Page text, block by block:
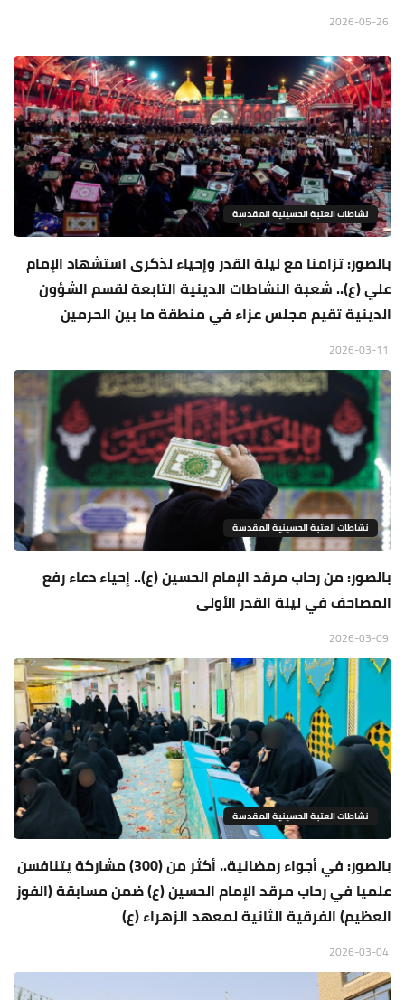
نشاطات العتبة الحسينية المقدسة
بالصور: تزامنا مع ليلة القدر وإحياء لذكرى استشهاد الإمام
علي (ع).. شعبة النشاطات الدينية التابعة لقسم الشؤون
الدينية تقيم مجلس عزاء في منطقة ما بين الحرمين
نشاطات العتبة الحسينية المقدسة
بالصور: من رحاب مرقد الإمام الحسين (ع).. إحياء دعاء رفع
المصاحف في ليلة القدر الأولى
نشاطات العتبة الحسينية المقدسة
بالصور: في أجواء رمضانية.. أكثر من (300) مشاركة يتنافسن
علميا في رحاب مرقد الإمام الحسين (ع) ضمن مسابقة (الفوز
العظيم) الفرقية الثانية لمعهد الزهراء (ع)